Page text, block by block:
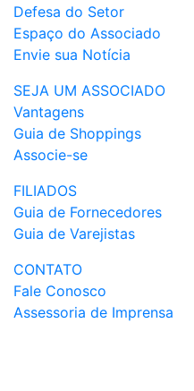
Defesa do Setor
Espaço do Associado
Envie sua Notícia
SEJA UM ASSOCIADO
Vantagens
Guia de Shoppings
Associe-se
FILIADOS
Guia de Fornecedores
Guia de Varejistas
CONTATO
Fale Conosco
Assessoria de Imprensa